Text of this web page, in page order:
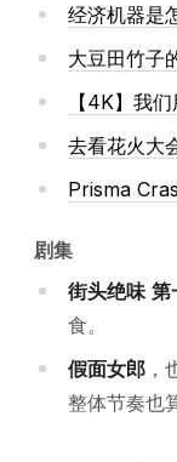
经济机器是
大豆田竹子
【4K】我
去看花火大
Prisma
剧集
街头绝味 第
食。
假面女郎 ，
整体节奏也